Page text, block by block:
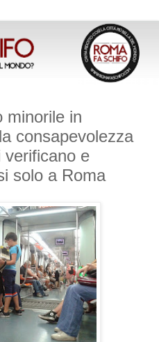
minorile in
consapevolezza
verificano e
solo a Roma